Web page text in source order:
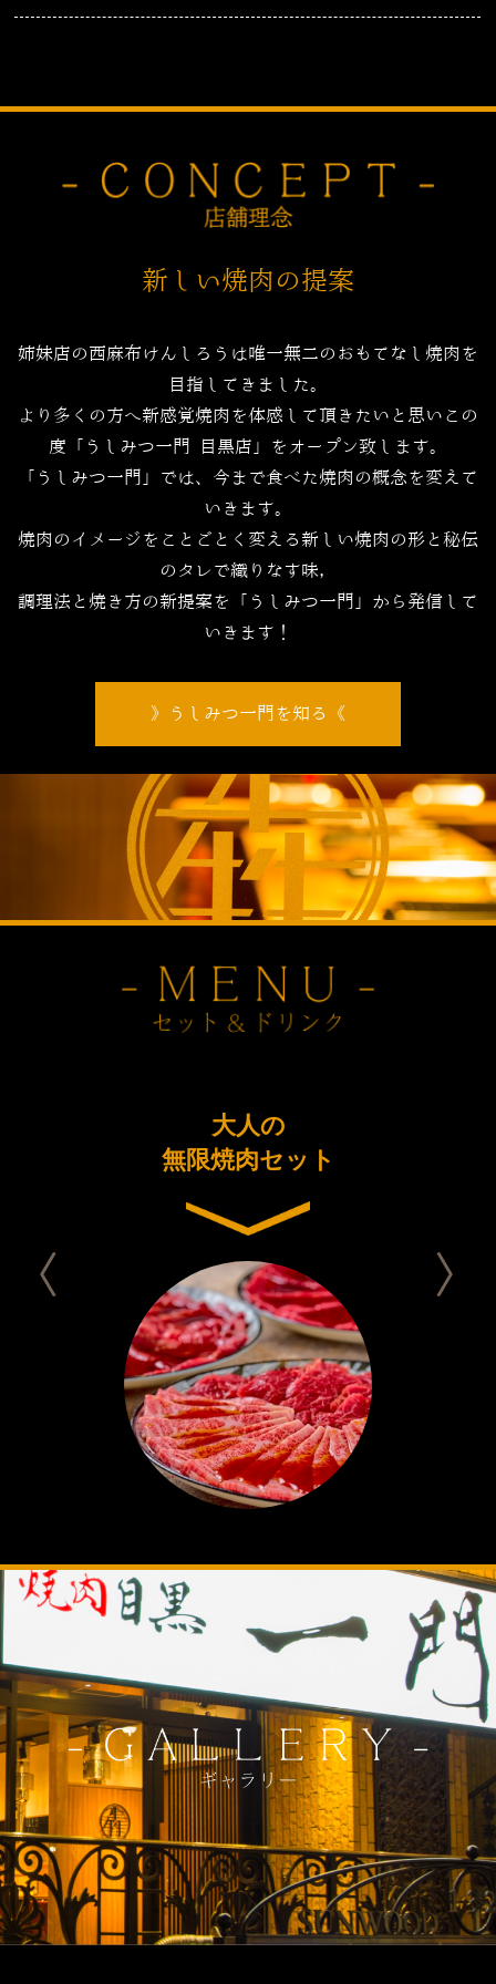
新しい焼肉の提案
姉妹店の西麻布けんしろうは唯一無二のおもてなし焼肉を
目指してきました。
より多くの方へ新感覚焼肉を体感して頂きたいと思いこの
度「うしみつ一門 目黒店」をオープン致します。
「うしみつ一門」では、今まで食べた焼肉の概念を変えて
いきます。
焼肉のイメージをことごとく変える新しい焼肉の形と秘伝
のタレで織りなす味，
調理法と焼き方の新提案を「うしみつ一門」から発信して
いきます！
うしみつ一門を知る
大人の
無限焼肉セット